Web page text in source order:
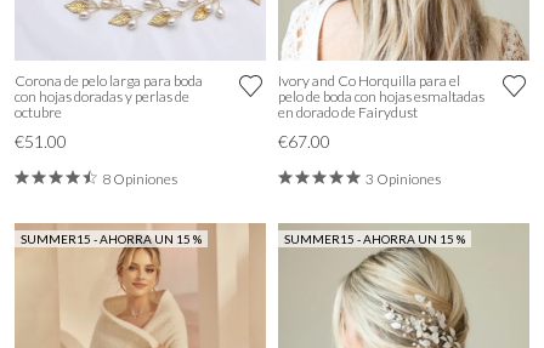
Corona de pelo larga para boda
con hojas doradas y perlas de
octubre
€51.00
8 Opiniones
Ivory and Co Horquilla para el
pelo de boda con hojas esmaltadas
en dorado de Fairydust
€67.00
3 Opiniones
SUMMER15 - AHORRA UN 15 % SUMMER15 - AHORRA UN 15 %